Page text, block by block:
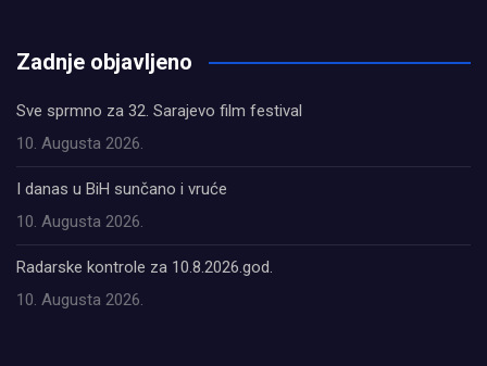
Zadnje objavljeno
Sve sprmno za 32. Sarajevo film festival
10. Augusta 2026.
I danas u BiH sunčano i vruće
10. Augusta 2026.
Radarske kontrole za 10.8.2026.god.
10. Augusta 2026.